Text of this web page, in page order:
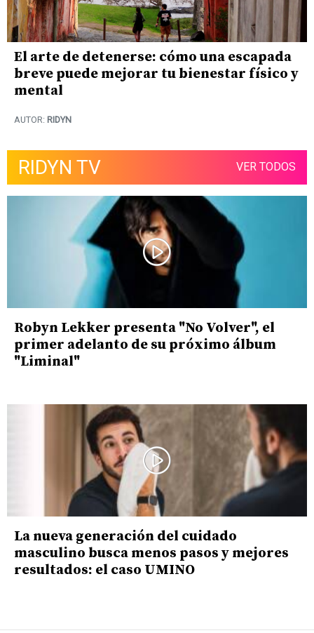
El arte de detenerse: cómo una escapada
breve puede mejorar tu bienestar físico y
mental
AUTOR: RIDYN
RIDYN TV VER TODOS
Robyn Lekker presenta "No Volver", el
primer adelanto de su próximo álbum
"Liminal"
La nueva generación del cuidado
masculino busca menos pasos y mejores
resultados: el caso UMINO